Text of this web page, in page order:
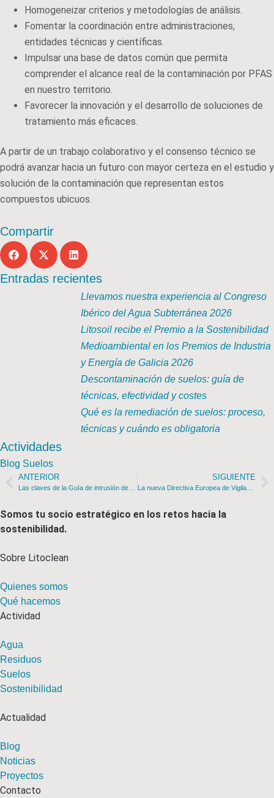
Homogeneizar criterios y metodologías de análisis.
Fomentar la coordinación entre administraciones,
entidades técnicas y científicas.
Impulsar una base de datos común que permita
comprender el alcance real de la contaminación por PFAS
en nuestro territorio.
Favorecer la innovación y el desarrollo de soluciones de
tratamiento más eficaces.
A partir de un trabajo colaborativo y el consenso técnico se
podrá avanzar hacia un futuro con mayor certeza en el estudio y
solución de la contaminación que representan estos
compuestos ubicuos.
Compartir
Entradas recientes
Llevamos nuestra experiencia al Congreso
Ibérico del Agua Subterránea 2026
Litosoil recibe el Premio a la Sostenibilidad
Medioambiental en los Premios de Industria
y Energía de Galicia 2026
Descontaminación de suelos: guía de
técnicas, efectividad y costes
Qué es la remediación de suelos: proceso,
técnicas y cuándo es obligatoria
Actividades
Blog Suelos
ANTERIOR SIGUIENTE
La nueva Directiva Europea de Vigilancia y Resiliencia del Suelo
Somos tu socio estratégico en los retos hacia la
sostenibilidad.
Sobre Litoclean
Quienes somos
Qué hacemos
Actividad
Agua
Residuos
Suelos
Sostenibilidad
Actualidad
Blog
Noticias
Proyectos
Contacto